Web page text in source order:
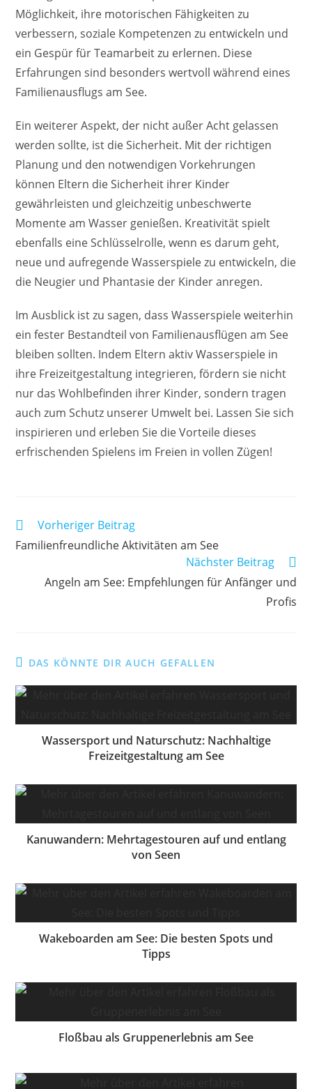
Möglichkeit, ihre motorischen Fähigkeiten zu
verbessern, soziale Kompetenzen zu entwickeln und
ein Gespür für Teamarbeit zu erlernen. Diese
Erfahrungen sind besonders wertvoll während eines
Familienausflugs am See.
Ein weiterer Aspekt, der nicht außer Acht gelassen
werden sollte, ist die Sicherheit. Mit der richtigen
Planung und den notwendigen Vorkehrungen
können Eltern die Sicherheit ihrer Kinder
gewährleisten und gleichzeitig unbeschwerte
Momente am Wasser genießen. Kreativität spielt
ebenfalls eine Schlüsselrolle, wenn es darum geht,
neue und aufregende Wasserspiele zu entwickeln, die
die Neugier und Phantasie der Kinder anregen.
Im Ausblick ist zu sagen, dass Wasserspiele weiterhin
ein fester Bestandteil von Familienausflügen am See
bleiben sollten. Indem Eltern aktiv Wasserspiele in
ihre Freizeitgestaltung integrieren, fördern sie nicht
nur das Wohlbefinden ihrer Kinder, sondern tragen
auch zum Schutz unserer Umwelt bei. Lassen Sie sich
inspirieren und erleben Sie die Vorteile dieses
erfrischenden Spielens im Freien in vollen Zügen!
Weitere
Artikel
ansehen
Vorheriger Beitrag
Familienfreundliche Aktivitäten am See
Nächster Beitrag
Angeln am See: Empfehlungen für Anfänger und
Profis
DAS KÖNNTE DIR AUCH GEFALLEN
Wassersport und Naturschutz: Nachhaltige
Freizeitgestaltung am See
Kanuwandern: Mehrtagestouren auf und entlang
von Seen
Wakeboarden am See: Die besten Spots und
Tipps
Floßbau als Gruppenerlebnis am See